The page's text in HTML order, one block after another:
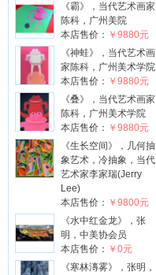
《霸》，当代艺术画家
陈科，广州美院
本店售价： ￥9880元
《神蛙》，当代艺术画
家陈科，广州美术学院
本店售价： ￥9880元
《叠》，当代艺术画家
陈科，广州美术学院
本店售价： ￥9880元
《生长空间》，几何抽
象艺术，冷抽象，当代
艺术家李家瑞(Jerry
Lee)
本店售价： ￥9800元
《水中红金龙》，张
明，中美协会员
本店售价： ￥0元
《寒林漙雾》，张明，